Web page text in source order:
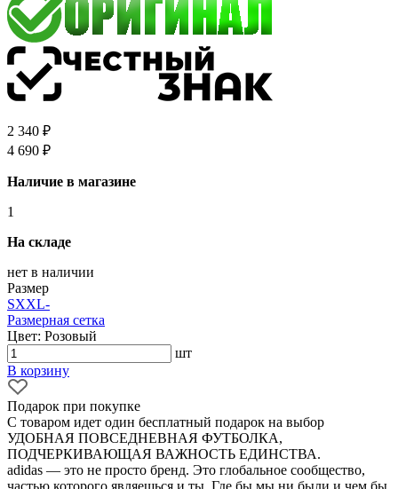
2 340 ₽
4 690 ₽
Наличие в магазине
1
На складе
нет в наличии
Размер
SXXL-
Размерная сетка
Цвет: Розовый
шт
В корзину
Подарок при покупке
С товаром идет один бесплатный подарок на выбор
УДОБНАЯ ПОВСЕДНЕВНАЯ ФУТБОЛКА,
ПОДЧЕРКИВАЮЩАЯ ВАЖНОСТЬ ЕДИНСТВА.
adidas — это не просто бренд. Это глобальное сообщество,
частью которого являешься и ты. Где бы мы ни были и чем бы